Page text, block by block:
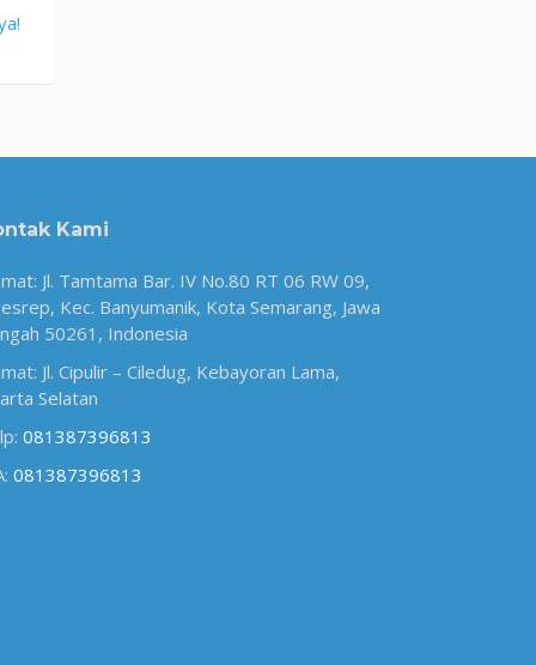
Kami
Jl. Tamtama Bar. IV No.80 RT 06 RW 09,
Kec. Banyumanik, Kota Semarang, Jawa
50261, Indonesia
Jl. Cipulir – Ciledug, Kebayoran Lama,
Selatan
081387396813
081387396813